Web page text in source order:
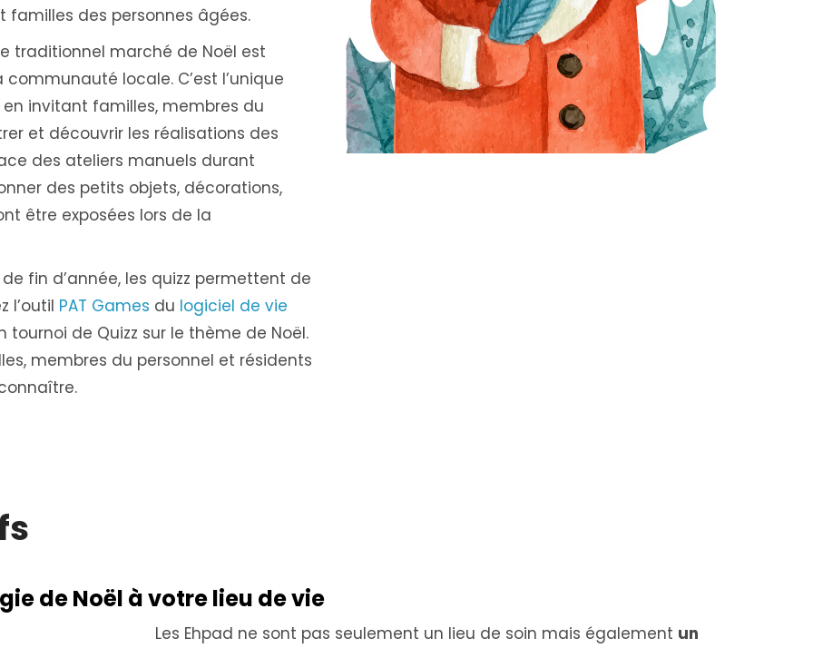
familles des personnes âgées.
traditionnel marché de Noël est
locale. C’est l’unique
en invitant familles, membres du
et découvrir les réalisations des
des ateliers manuels durant
des petits objets, décorations,
être exposées lors de la
fin d’année, les quizz permettent de
l’outil PAT Games du logiciel de vie
tournoi de Quizz sur le thème de Noël.
membres du personnel et résidents
de Noël à votre lieu de vie
Les Ehpad ne sont pas seulement un lieu de soin mais également un